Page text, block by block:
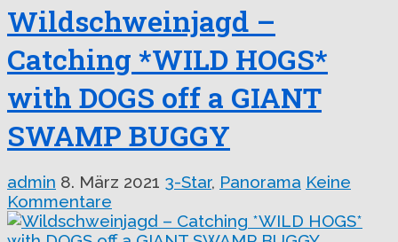
Wildschweinjagd –
Catching *WILD HOGS*
with DOGS off a GIANT
SWAMP BUGGY
admin 8. März 2021 3-Star, Panorama Keine
Kommentare